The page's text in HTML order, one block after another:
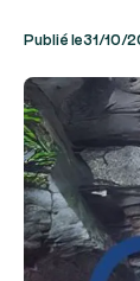
Publié le31/10/